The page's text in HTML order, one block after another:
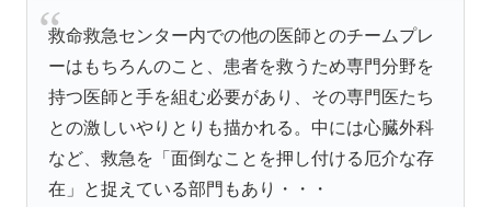
救命救急センター内での他の医師とのチームプレ
ーはもちろんのこと、患者を救うため専門分野を
持つ医師と手を組む必要があり、その専門医たち
との激しいやりとりも描かれる。中には心臓外科
など、救急を「面倒なことを押し付ける厄介な存
在」と捉えている部門もあり・・・